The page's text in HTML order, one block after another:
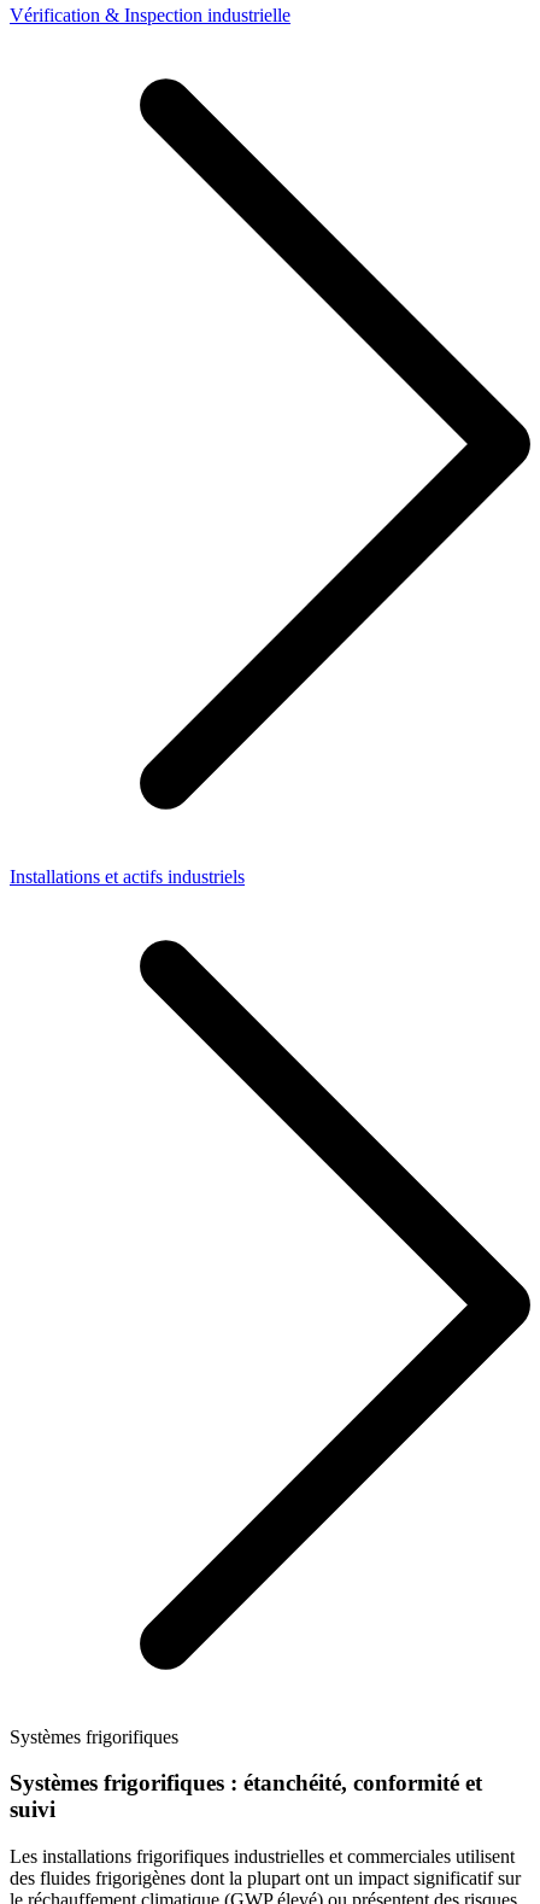
Vérification & Inspection industrielle
Installations et actifs industriels
Systèmes frigorifiques
Systèmes frigorifiques : étanchéité, conformité et
suivi
Les installations frigorifiques industrielles et commerciales utilisent
des fluides frigorigènes dont la plupart ont un impact significatif sur